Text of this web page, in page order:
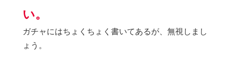
い。
ガチャにはちょくちょく書いてあるが、無視しまし
ょう。